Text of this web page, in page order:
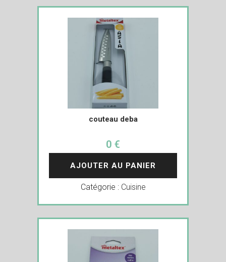
couteau deba
0 €
AJOUTER AU PANIER
Catégorie : Cuisine